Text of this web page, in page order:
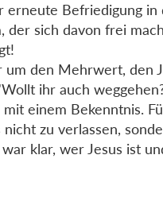
erneute Befriedigung in
sich davon frei
den Mehrwert, den
ihr auch
einem Bekenntnis.
zu verlassen,
klar, wer Jesus ist